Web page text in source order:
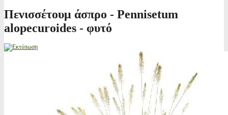
Πενισσέτουμ άσπρο - Pennisetum
alopecuroides - φυτό